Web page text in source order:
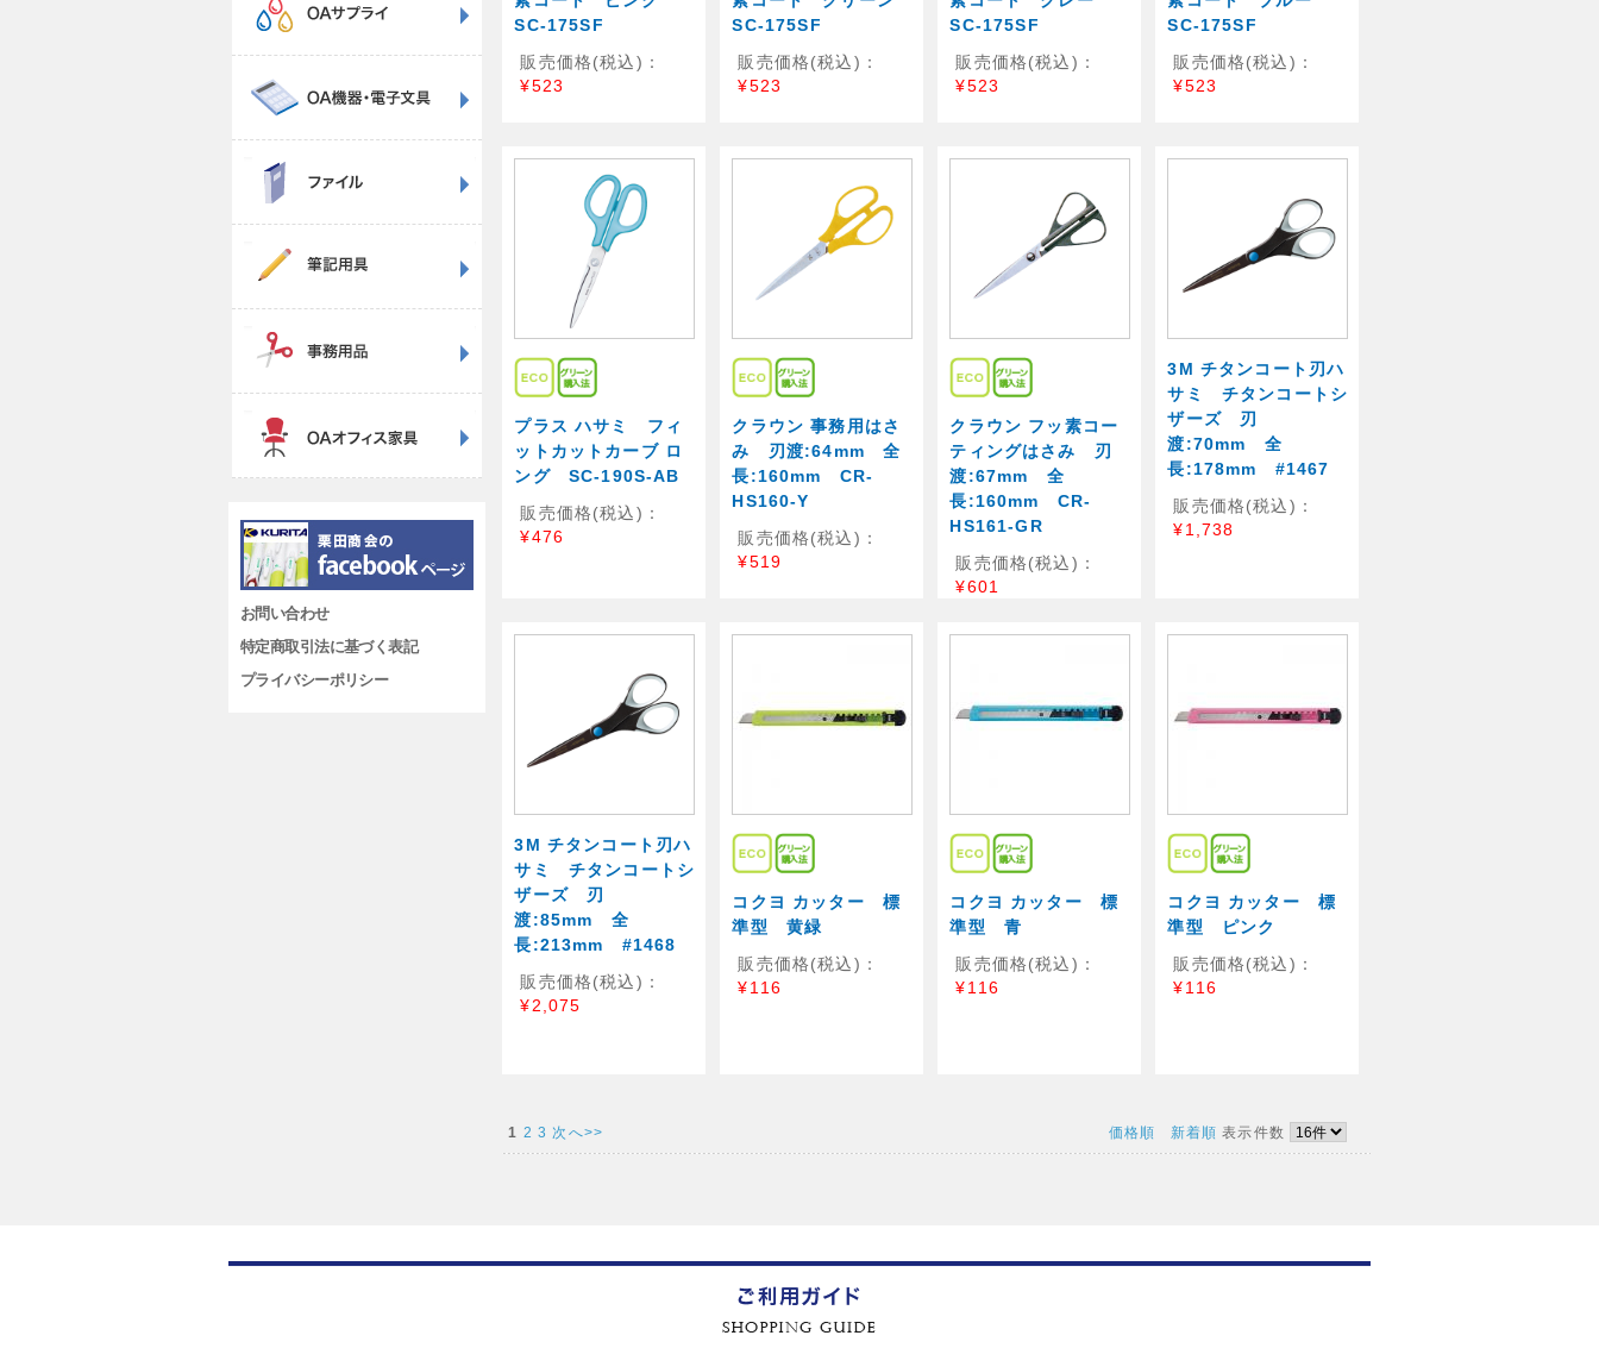
お問い合わせ
特定商取引法に基づく表記
プライバシーポリシー
SC-175SF
販売価格(税込)：
¥523
SC-175SF
販売価格(税込)：
¥523
SC-175SF
販売価格(税込)：
¥523
SC-175SF
販売価格(税込)：
¥523
プラス ハサミ フィ
ットカットカーブ ロ
ング SC-190S-AB
販売価格(税込)：
¥476
クラウン 事務用はさ
み 刃渡:64mm 全
長:160mm CR-
HS160-Y
販売価格(税込)：
¥519
クラウン フッ素コー
ティングはさみ 刃
渡:67mm 全
長:160mm CR-
HS161-GR
販売価格(税込)：
¥601
3M チタンコート刃ハ
サミ チタンコートシ
ザーズ 刃
渡:70mm 全
長:178mm #1467
販売価格(税込)：
¥1,738
3M チタンコート刃ハ
サミ チタンコートシ
ザーズ 刃
渡:85mm 全
長:213mm #1468
販売価格(税込)：
¥2,075
コクヨ カッター 標
準型 黄緑
販売価格(税込)：
¥116
コクヨ カッター 標
準型 青
販売価格(税込)：
¥116
コクヨ カッター 標
準型 ピンク
販売価格(税込)：
¥116
価格順 新着順 表示件数
1 2 3 次へ>>